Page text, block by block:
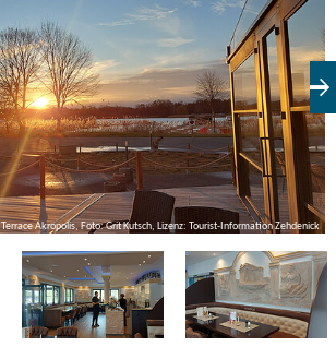
Terrace Akropolis, Foto: Grit Kutsch, Lizenz: Tourist-Information Zehdenick